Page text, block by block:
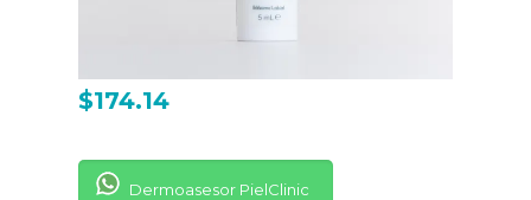
$174.14
Dermoasesor PielClinic